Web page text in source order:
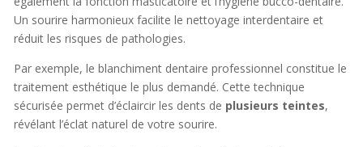
Un sourire harmonieux facilite le nettoyage interdentaire et
réduit les risques de pathologies.
Par exemple, le blanchiment dentaire professionnel constitue le
traitement esthétique le plus demandé. Cette technique
sécurisée permet d’éclaircir les dents de plusieurs teintes,
révélant l’éclat naturel de votre sourire.